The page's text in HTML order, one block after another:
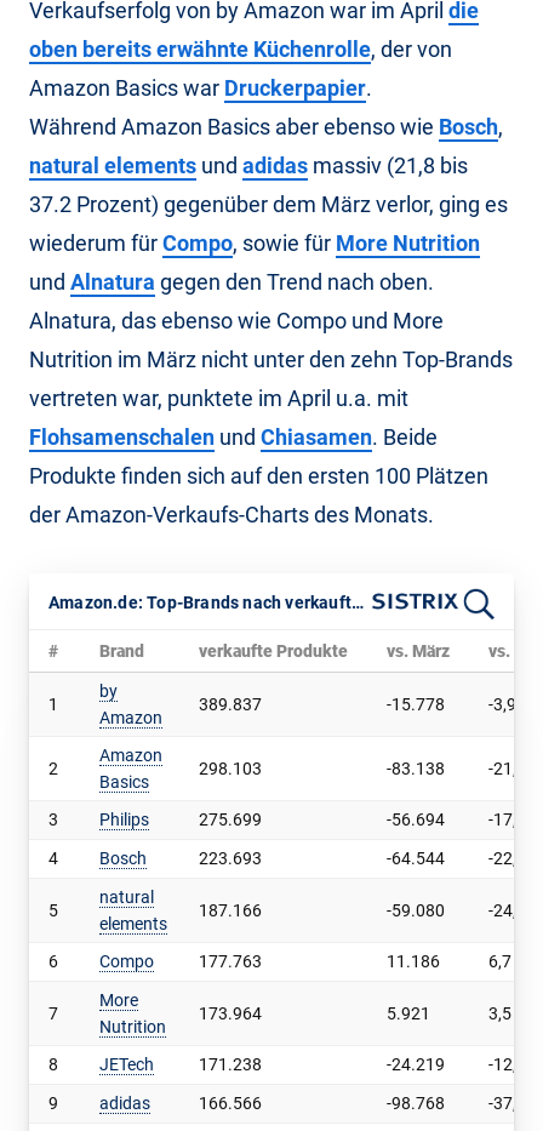
Verkaufserfolg von by Amazon war im April die
oben bereits erwähnte Küchenrolle, der von
Amazon Basics war Druckerpapier.
Während Amazon Basics aber ebenso wie Bosch,
natural elements und adidas massiv (21,8 bis
37.2 Prozent) gegenüber dem März verlor, ging es
wiederum fürCompo, sowie für More Nutrition
und Alnatura gegen den Trend nach oben.
Alnatura, das ebenso wie Compo und More
Nutrition im März nicht unter den zehn Top-Brands
vertreten war, punktete im April u.a. mit
Flohsamenschalen und Chiasamen. Beide
Produkte finden sich auf den ersten 100 Plätzen
der Amazon-Verkaufs-Charts des Monats.
Amazon.de: Top-Brands nach verkauften Produkten im April 2026
# Brand verkaufte Produkte vs. März vs.
1
by
Amazon
389.837 -15.778 -3,9
2
Amazon
Basics
298.103 -83.138 -21,8
3 Philips 275.699 -56.694
-17,1
4
Bosch 223.693 -64.544 -22,4
5
natural
elements
187.166 -59.080 -24,0
6 Compo 177.763 11.186 6,7
7
More
Nutrition
173.964 5.921 3,5
8 JETech 171.238 -24.219
-12,4
9
adidas 166.566 -98.768
-37,2